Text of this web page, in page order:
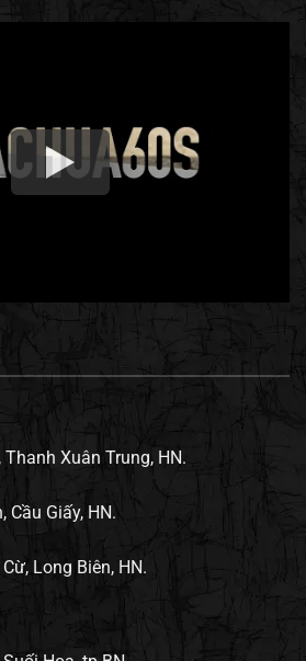
Xuân Trung, HN.
Cầu Giấy, HN.
Long Biên, HN.